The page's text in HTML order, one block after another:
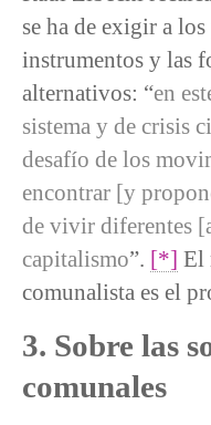
se ha de exigir a
instrumentos y las
alternativos: “en
sistema y de crisis
desafío de los
encontrar [y
de vivir diferentes
capitalismo”. [*] El
comunalista es el
3. Sobre las
comunales